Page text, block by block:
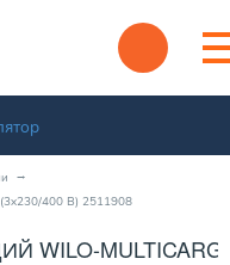
400 В) 2511908
MULTICARGO